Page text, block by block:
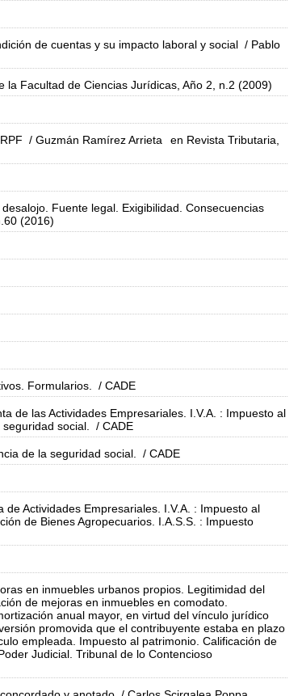
de cuentas y su impacto laboral y social / Pablo
la Facultad de Ciencias Jurídicas, Año 2, n.2 (2009)
/ Guzmán Ramírez Arrieta
en Revista Tributaria,
Fuente legal. Exigibilidad. Consecuencias
(2016)
Formularios. / CADE
de las Actividades Empresariales. I.V.A. : Impuesto al
social.
/ CADE
de la seguridad social. / CADE
Actividades Empresariales. I.V.A. : Impuesto al
de Bienes Agropecuarios. I.A.S.S. : Impuesto
en inmuebles urbanos propios. Legitimidad del
de mejoras en inmuebles en comodato.
anual mayor, en virtud del vínculo jurídico
promovida que el contribuyente estaba en plazo
empleada. Impuesto al patrimonio. Calificación de
Judicial. Tribunal de lo Contencioso